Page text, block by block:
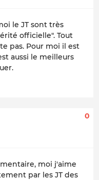
le JT sont très
officielle". Tout
pas. Pour moi il est
aussi le meilleurs
0
moi j'aime
par les JT des